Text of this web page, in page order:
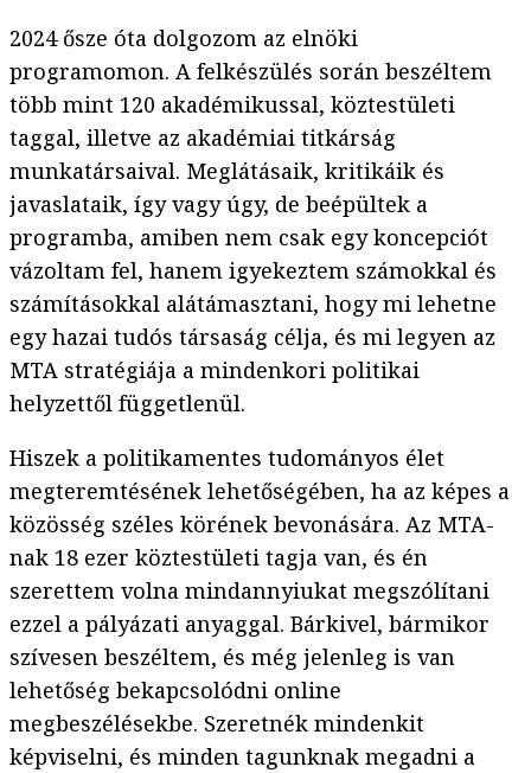
2024 ősze óta dolgozom az elnöki
programomon. A felkészülés során beszéltem
több mint 120 akadémikussal, köztestületi
taggal, illetve az akadémiai titkárság
munkatársaival. Meglátásaik, kritikáik és
javaslataik, így vagy úgy, de beépültek a
programba, amiben nem csak egy koncepciót
vázoltam fel, hanem igyekeztem számokkal és
számításokkal alátámasztani, hogy mi lehetne
egy hazai tudós társaság célja, és mi legyen az
MTA stratégiája a mindenkori politikai
helyzettől függetlenül.
Hiszek a politikamentes tudományos élet
megteremtésének lehetőségében, ha az képes a
közösség széles körének bevonására. Az MTA-
nak 18 ezer köztestületi tagja van, és én
szerettem volna mindannyiukat megszólítani
ezzel a pályázati anyaggal. Bárkivel, bármikor
szívesen beszéltem, és még jelenleg is van
lehetőség bekapcsolódni online
megbeszélésekbe. Szeretnék mindenkit
képviselni, és minden tagunknak megadni a